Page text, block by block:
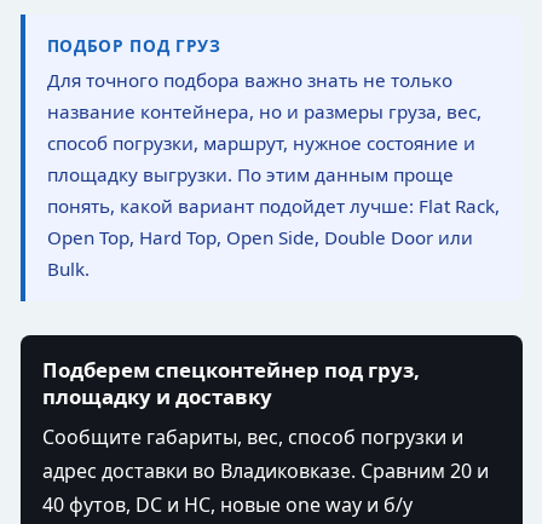
ПОДБОР ПОД ГРУЗ
Для точного подбора важно знать не только
название контейнера, но и размеры груза, вес,
способ погрузки, маршрут, нужное состояние и
площадку выгрузки. По этим данным проще
понять, какой вариант подойдет лучше: Flat Rack,
Open Top, Hard Top, Open Side, Double Door или
Bulk.
Подберем спецконтейнер под груз,
площадку и доставку
Сообщите габариты, вес, способ погрузки и
адрес доставки во Владиковказе. Сравним 20 и
40 футов, DC и HC, новые one way и б/у